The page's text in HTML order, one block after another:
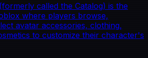
called the Catalog) is the
where players browse,
avatar accessories, clothing,
to customize their character's